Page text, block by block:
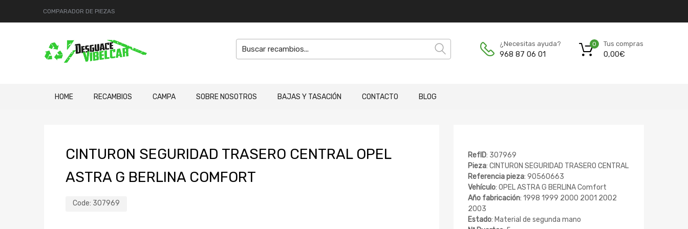
COMPARADOR DE PIEZAS
¿Necesitas ayuda?
968 87 06 01
Tus compras
0,00€
0
HOME RECAMBIOS CAMPA SOBRE NOSOTROS BAJAS Y TASACIÓN CONTACTO BLOG
CINTURON SEGURIDAD TRASERO CENTRAL OPEL
ASTRA G BERLINA COMFORT
Code: 307969
RefID: 307969
Pieza: CINTURON SEGURIDAD TRASERO CENTRAL
Referencia pieza: 90560663
Vehículo: OPEL ASTRA G BERLINA Comfort
Año fabricación: 1998 1999 2000 2001 2002
2003
Estado: Material de segunda mano